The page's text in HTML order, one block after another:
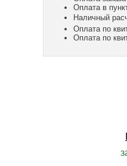
Оплата в
Наличный
Оплата по
Оплата по